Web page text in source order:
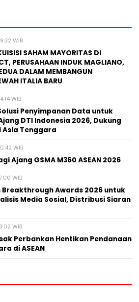
WIB
SAHAM MAYORITAS DI
PERUSAHAAN INDUK MAGLIANO,
DALAM MEMBANGUN
ITALIA BARU
WIB
Penyimpanan Data untuk
DTI Indonesia 2026, Dukung
Asia Tenggara
WIB
Ajang GSMA M360 ASEAN 2026
WIB
Breakthrough Awards 2026 untuk
Media Sosial, Distribusi Siaran
WIB
Perbankan Hentikan Pendanaan
di ASEAN